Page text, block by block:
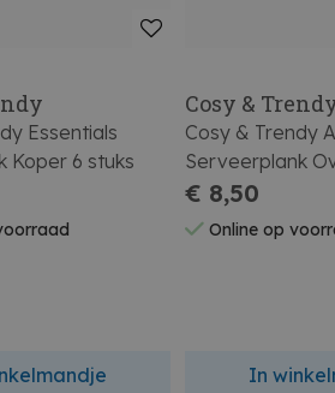
Essentials
Koper 6 stuks
Cosy &
Cosy & Trendy
Serveerplank
23x11,3xh2cm
€ 8,50
Online op
In